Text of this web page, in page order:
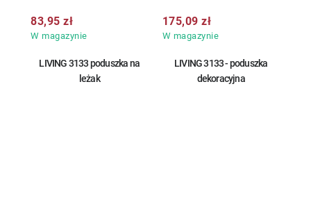
W magazynie
83,95 zł
W magazynie
175,09 zł
LIVING 3133 poduszka na
leżak
LIVING 3133 - poduszka
dekoracyjna